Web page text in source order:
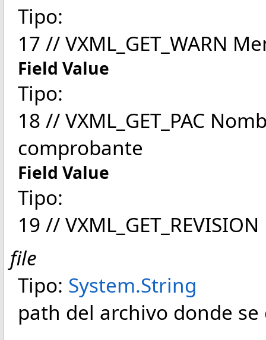
Tipo:
17 // VXML_GET_WARN
Field Value
Tipo:
18 // VXML_GET_PAC
comprobante
Field Value
Tipo:
19 //
file
Tipo: System.String
path del archivo donde